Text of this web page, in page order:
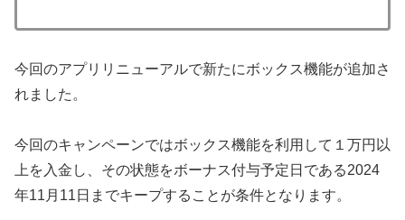
今回のアプリリニューアルで新たにボックス機能が追加さ
れました。
今回のキャンペーンではボックス機能を利用して１万円以
上を入金し、その状態をボーナス付与予定日である2024
年11月11日までキープすることが条件となります。